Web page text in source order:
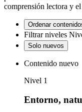
comprensión lectora y
Ordenar
Filtrar niveles
Solo nuevos
Contenido nuevo
Nivel 1
Entorno,